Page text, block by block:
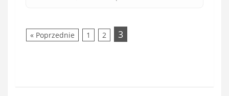
« Poprzednie 1 2 3